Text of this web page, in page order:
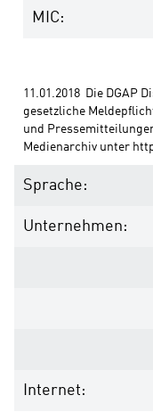
MIC:
11.01.2018  Die DGAP
gesetzliche
und
Medienarchiv unter
Sprache:
Unternehmen:
Internet: